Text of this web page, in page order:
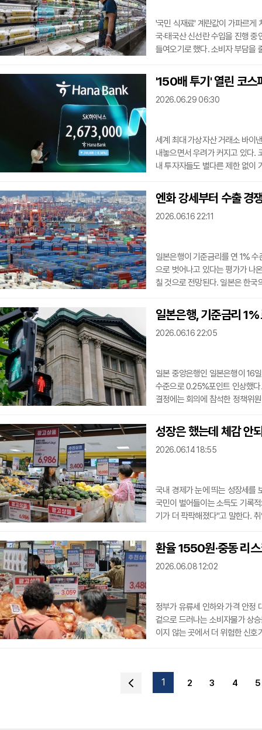
'국민 식재료' 계란값이 가파르게
국·태국산 신선란 수입을 진행
들여오기로 했다. 소비자 부담을
란 10구 평균 소매가격은 5240
86원)보다 38.4% 오른 수준이
진을 이어가고 있
'150배 투기' 열린 코
2026.06.29 06:30
세계 최대 가상자산 거래소 바이
내놓으면서 우려가 커지고 있다.
내 투자자들도 별다른 제한 없이
어렵다는 점이다.바이낸스는 지
시했다. 기초자산은 금융상품의
루 변동폭을 3배
엔화 강세부터 수출 경
2026.06.16 22:11
일본은행이 기준금리를 연 1%
으로 벗어나고 있다는 평가가 나
칠 것으로 전망된다. 일본은 한
기준금리를 기존 0.75% 수준에
이후 약 31년 만이다. 일본은행
스 금리 정책을
일본은행, 기준금리
2026.06.16 22:05
일본 중앙은행인 일본은행이 16
수준으로 0.25%포인트 인상했
결정에는 회의에 참석한 정책위
해석된다. 일본은행은 결정문에
이어가고 있다고 평가했다. 특히
될 가능성이 커
성장은 했는데 체감 안
2026.06.14 18:55
국내 경제가 눈에 띄는 성장세를
국민이 벌어들이는 소득도 기록
기가 더 팍팍해졌다"고 말한다.
표현할 수 있다.■ 경제성장률 50
해 1분기 명목 GDP 성장률은
준이다. 실질
환율 1550원·중동 리
2026.06.08 12:02
정부가 유류세 인하와 가격 안정
겉으로 드러나는 소비자물가 상
이지 않는 곳에서 더 위험한 신
되고 있다는 판단이 반영됐다는
소비자물가
1 2 3 4 5